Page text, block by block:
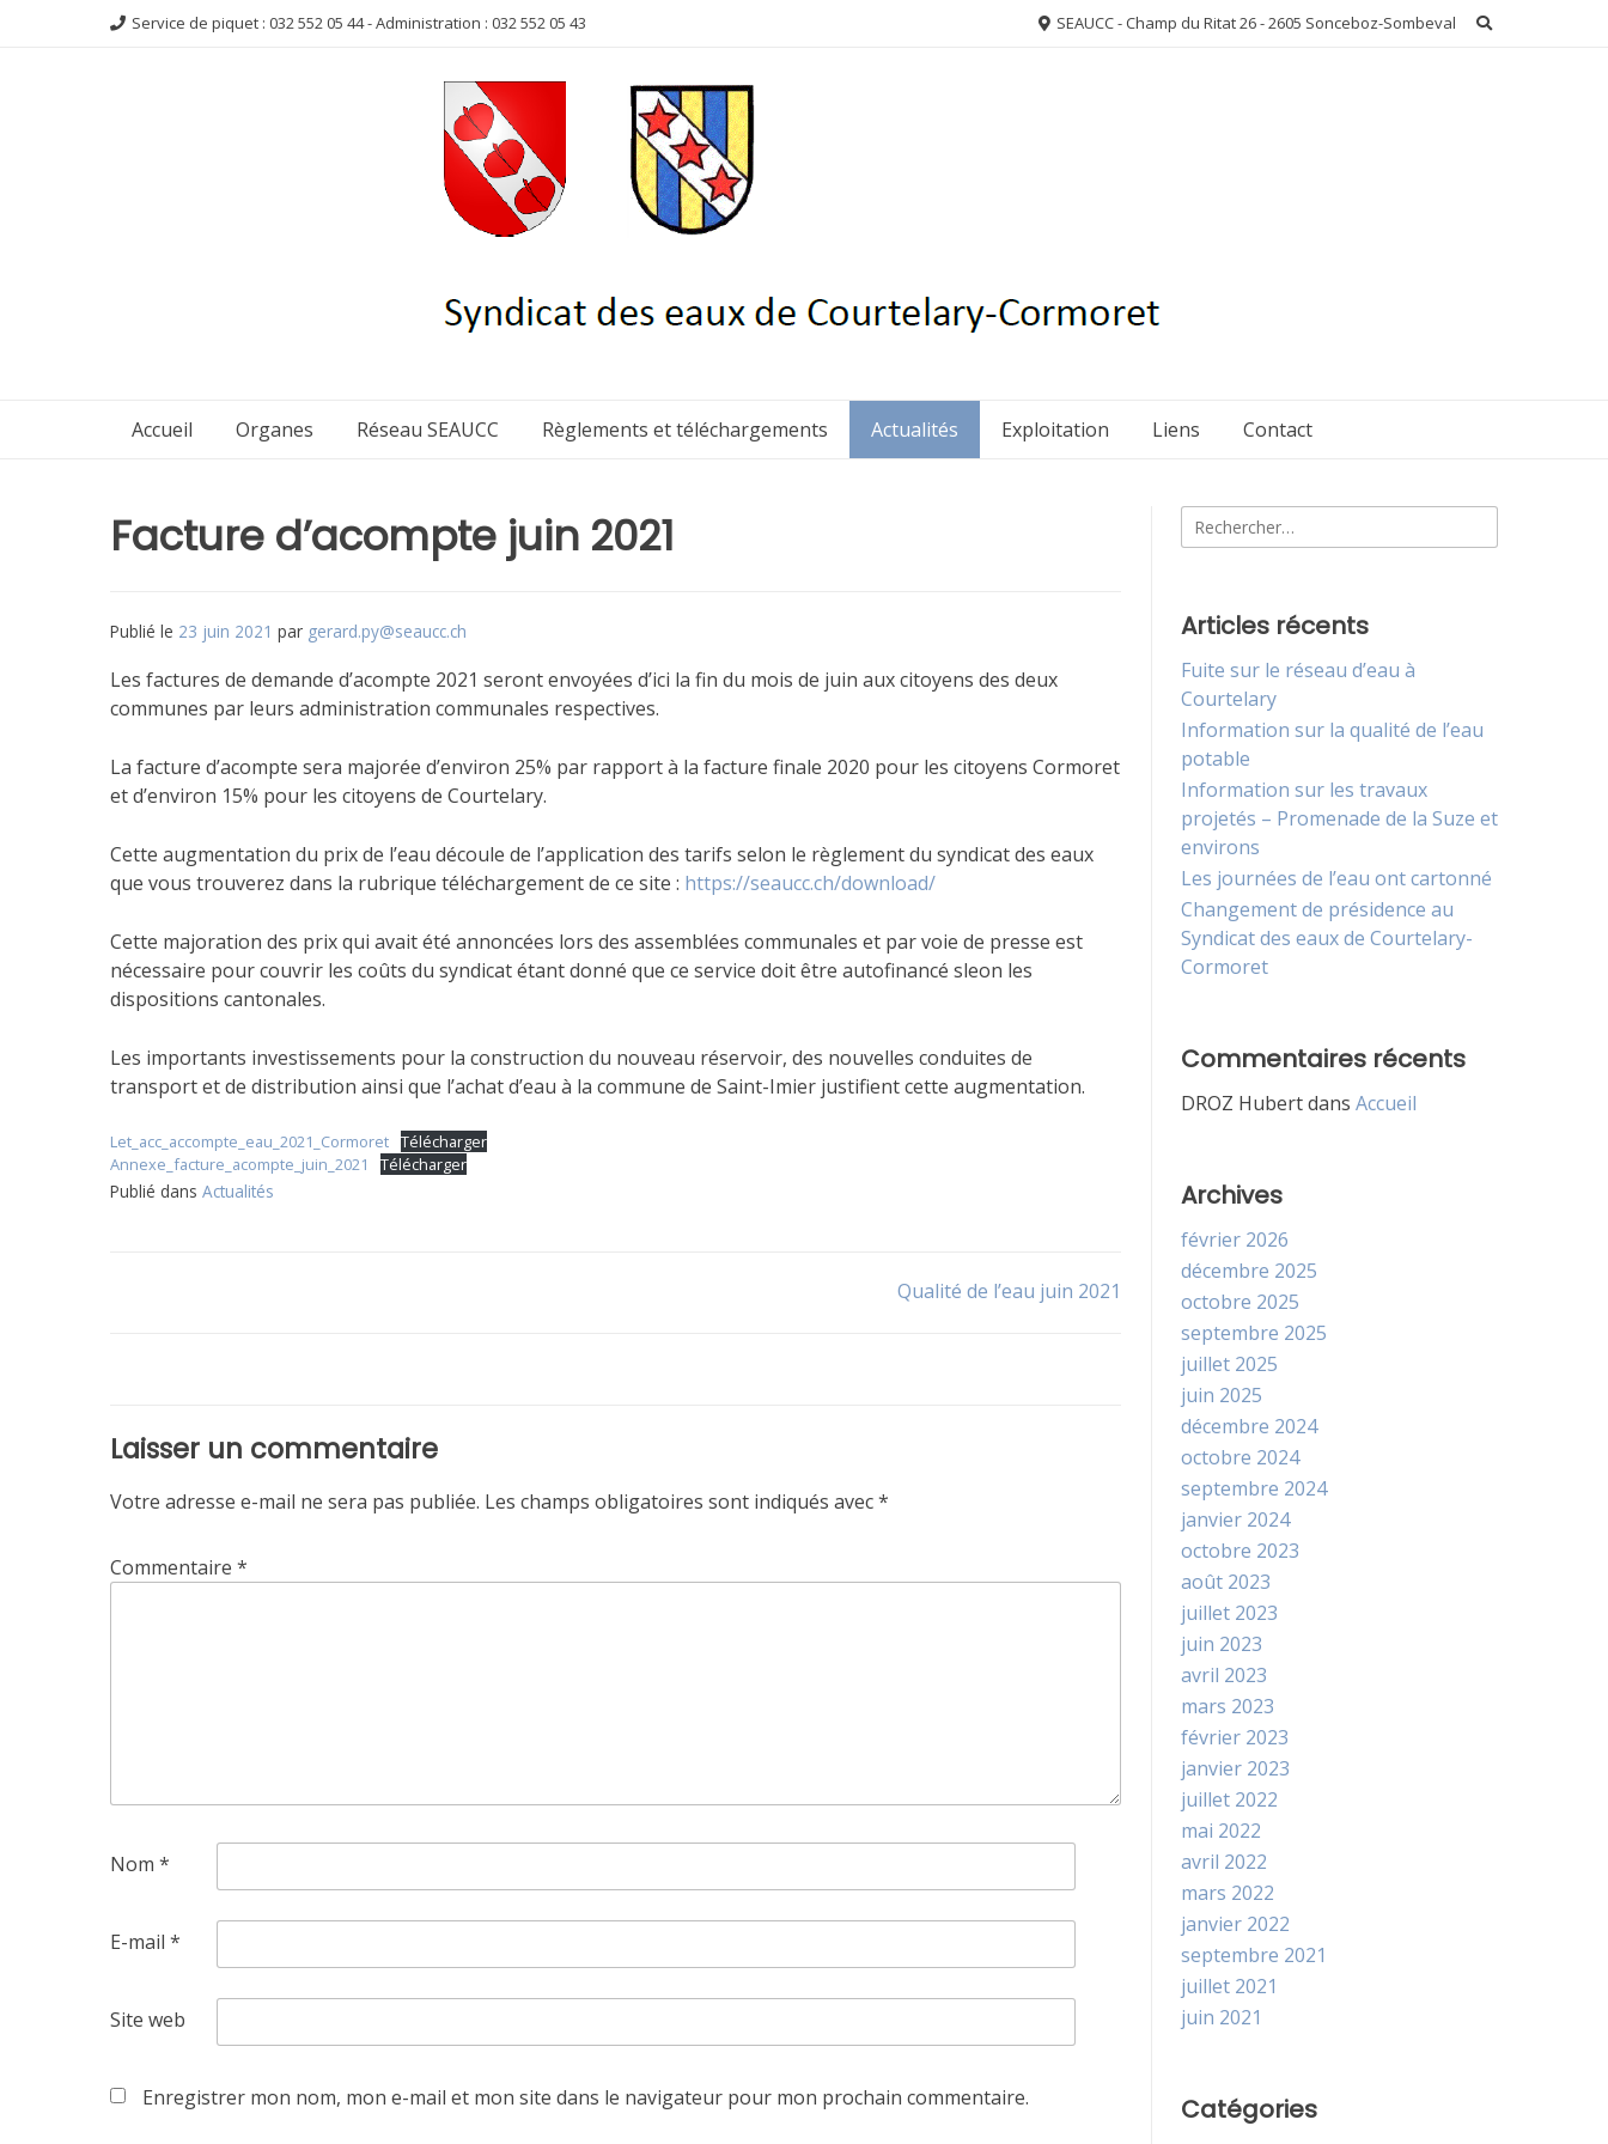
Service de piquet : 032 552 05 44 - Administration : 032 552 05 43 SEAUCC - Champ du Ritat 26 - 2605 Sonceboz-Sombeval
Accueil Organes Réseau SEAUCC Règlements et téléchargements Actualités Exploitation Liens Contact
Facture d’acompte juin 2021
Publié le 23 juin 2021 par gerard.py@seaucc.ch
Les factures de demande d’acompte 2021 seront envoyées d’ici la fin du mois de juin aux citoyens des deux
communes par leurs administration communales respectives.
La facture d’acompte sera majorée d’environ 25% par rapport à la facture finale 2020 pour les citoyens Cormoret
et d’environ 15% pour les citoyens de Courtelary.
Cette augmentation du prix de l’eau découle de l’application des tarifs selon le règlement du syndicat des eaux
que vous trouverez dans la rubrique téléchargement de ce site : https://seaucc.ch/download/
Cette majoration des prix qui avait été annoncées lors des assemblées communales et par voie de presse est
nécessaire pour couvrir les coûts du syndicat étant donné que ce service doit être autofinancé sleon les
dispositions cantonales.
Les importants investissements pour la construction du nouveau réservoir, des nouvelles conduites de
transport et de distribution ainsi que l’achat d’eau à la commune de Saint-Imier justifient cette augmentation.
Let_acc_accompte_eau_2021_Cormoret Télécharger
Annexe_facture_acompte_juin_2021
Télécharger
Publié dans Actualités
l’article
Qualité de l’eau juin 2021
Laisser un commentaire
Votre adresse e-mail ne sera pas publiée. Les champs obligatoires sont indiqués avec*
Commentaire *
Nom *
E-mail *
Site web
Enregistrer mon nom, mon e-mail et mon site dans le navigateur pour mon prochain commentaire.
Rechercher :
Articles récents
Fuite sur le réseau d’eau à
Courtelary
Information sur la qualité de l’eau
potable
Information sur les travaux
projetés – Promenade de la Suze et
environs
Les journées de l’eau ont cartonné
Changement de présidence au
Syndicat des eaux de Courtelary-
Cormoret
Commentaires récents
DROZ Hubertdans Accueil
Archives
février 2026
décembre 2025
octobre 2025
septembre 2025
juillet 2025
juin 2025
décembre 2024
octobre 2024
septembre 2024
janvier 2024
octobre 2023
août 2023
juillet 2023
juin 2023
avril 2023
mars 2023
février 2023
janvier 2023
juillet 2022
mai 2022
avril 2022
mars 2022
janvier 2022
septembre 2021
juillet 2021
juin 2021
Catégories